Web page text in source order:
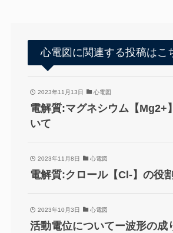
心電図に関連する投稿はこ
2023年11月13日 心電図
電解質:マグネシウム【Mg2+
いて
2023年11月8日 心電図
電解質:クロール【Cl-】の役
2023年10月3日 心電図
活動電位についてー波形の成